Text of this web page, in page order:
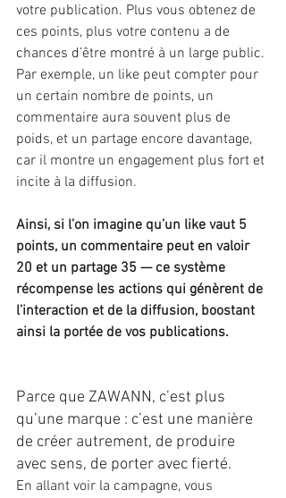
votre publication. Plus vous obtenez de
ces points, plus votre contenu a de
chances d’être montré à un large public.
Par exemple, un like peut compter pour
un certain nombre de points, un
commentaire aura souvent plus de
poids, et un partage encore davantage,
car il montre un engagement plus fort et
incite à la diffusion.
Ainsi, si l’on imagine qu’un like vaut 5
points, un commentaire peut en valoir
20 et un partage 35 — ce système
récompense les actions qui génèrent de
l’interaction et de la diffusion, boostant
ainsi la portée de vos publications.
Parce que ZAWANN, c’est plus
qu’une marque : c’est une manière
de créer autrement, de produire
avec sens, de porter avec fierté.
En allant voir la campagne, vous